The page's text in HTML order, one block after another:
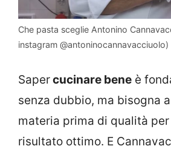
Che pasta sceglie Antonino
instagram @antoninocannavacciuolo)
Sapercucinare bene è
senza dubbio, ma bisogna
materia prima di qualità
risultato ottimo. E